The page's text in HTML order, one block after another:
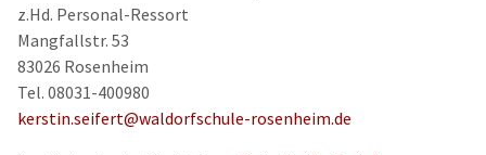
z.Hd. Personal-Ressort
Mangfallstr. 53
83026 Rosenheim
Tel. 08031-400980
kerstin.seifert@waldorfschule-rosenheim.de